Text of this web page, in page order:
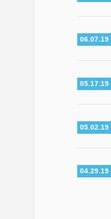
06.07.19
05.17.19
05.02.19
04.29.19